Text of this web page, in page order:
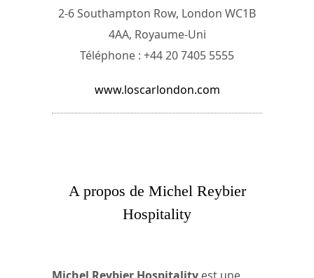
2-6 Southampton Row, London WC1B
4AA, Royaume-Uni
Téléphone : +44 20 7405 5555
www.loscarlondon.com
A propos de Michel Reybier
Hospitality